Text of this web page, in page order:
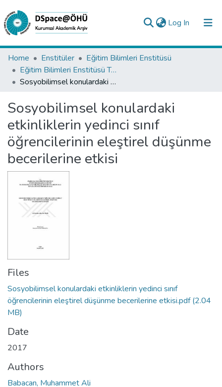
Log In (current)
Collections
All of DSpace
Analyze
Request/Question
Home Enstitüler
Eğitim Bilimleri Enstitüsü
Eğitim Bilimleri Enstitüsü Tez Koleksiyonu
Sosyobilimsel konulardaki etkinliklerin yedinci sınıf öğrencilerinin eleştirel düşünme becerilerine etkisi
Sosyobilimsel konulardaki
etkinliklerin yedinci sınıf
öğrencilerinin eleştirel düşünme
becerilerine etkisi
Files
Sosyobilimsel konulardaki etkinliklerin yedinci sınıf
öğrencilerinin eleştirel düşünme becerilerine etkisi.pdf(2.04
MB)
Date
2017
Authors
Babacan, Muhammet Ali